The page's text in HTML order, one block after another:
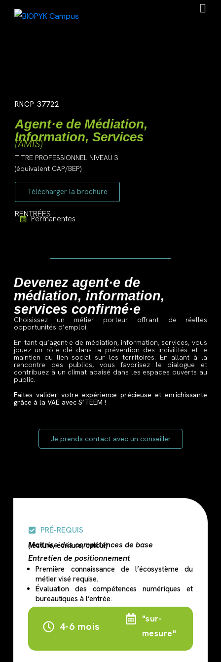
RNCP 37722
Agent·e de Médiation,
Information, Services
(AMIS)
TITRE PROFESSIONNEL NIVEAU 3
(équivalent CAP/BEP)
Télécharger la brochure
RENTRÉES
Permanentes
Devenez agent·e de
médiation, information,
services confirmé·e
Choisissez un métier porteur offrant de réelles
opportunités d’emploi.
En tant qu’agent·e de médiation, information, services, vous
jouez un rôle clé dans la prévention des incivilités et le
maintien du lien social sur les territoires. En allant à la
rencontre des publics, vous favorisez le dialogue et
contribuez à un climat apaisé dans les espaces ouverts au
public.
Faites valider votre expérience précieuse et enrichissante
grâce à la VAE avec S’TEEM !
Je prends contact avec un conseiller
PRÉ-REQUIS
Maitrise des compétences de base
(lecture, écriture, calcul)
Entretien de positionnement
Première connaissance de l’écosystème du
métier visé requise.
Évaluation des compétences numériques et
bureautiques à l’entrée.
4-6 mois
"sur-
mesure"